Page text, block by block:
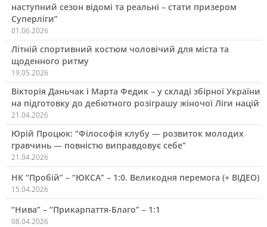
наступний сезон відомі та реальні – стати призером
Суперліги”
01.06.2026
Літній спортивний костюм чоловічий для міста та
щоденного ритму
19.05.2026
Вікторія Даньчак і Марта Федик – у складі збірної України
на підготовку до дебютного розіграшу жіночої Ліги націй
21.04.2026
Юрій Процюк: “Філософія клубу — розвиток молодих
гравчинь — повністю виправдовує себе”
21.04.2026
НК “Пробій” – “ЮКСА” – 1:0. Великодня перемога (+ ВІДЕО)
15.04.2026
“Нива” – “Прикарпаття-Благо” – 1:1
08.04.2026